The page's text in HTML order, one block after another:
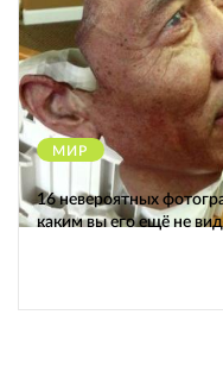
МИР
16 невероятных
каким вы его ещё не